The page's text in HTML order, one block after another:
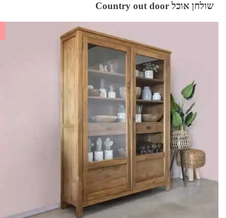
שולחן אוכל Country out door